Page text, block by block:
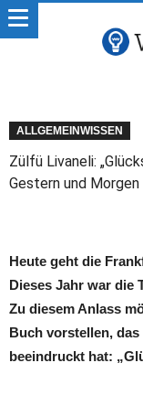
ALLGEMEINWISSEN
Zülfü Livaneli:
Gestern und Morgen
Heute geht die
Dieses Jahr war die
Zu diesem Anlass
Buch vorstellen,
beeindruckt hat: